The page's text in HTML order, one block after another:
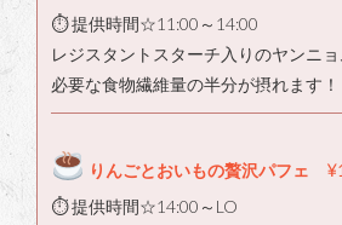
⏱ 提供時間☆11:00～14:00
レジスタントスターチ入りのヤンニ
必要な食物繊維量の半分が摂れます！
りんごとおいもの贅沢パフェ
⏱ 提供時間☆14:00～LO